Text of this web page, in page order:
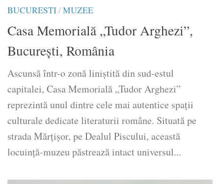
BUCURESTI/MUZEE
Casa Memorială „Tudor Arghezi”,
București, România
Ascunsă într-o zonă liniștită din sud-estul
capitalei, Casa Memorială „Tudor Arghezi”
reprezintă unul dintre cele mai autentice spații
culturale dedicate literaturii române. Situată pe
strada Mărțișor, pe Dealul Piscului, această
locuință-muzeu păstrează intact universul...